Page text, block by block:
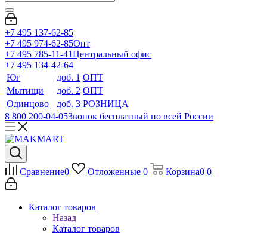
+7 495 137-62-85
+7 495 974-62-85Опт
+7 495 785-11-41Центральный офис
+7 495 134-42-64
Юг
доб. 1 ОПТ
Мытищи
доб. 2 ОПТ
Одинцово
доб. 3 РОЗНИЦА
8 800 200-04-05Звонок бесплатный по всей России
Сравнение0 Отложенные 0 Корзина0 0
Каталог товаров
Назад
Каталог товаров